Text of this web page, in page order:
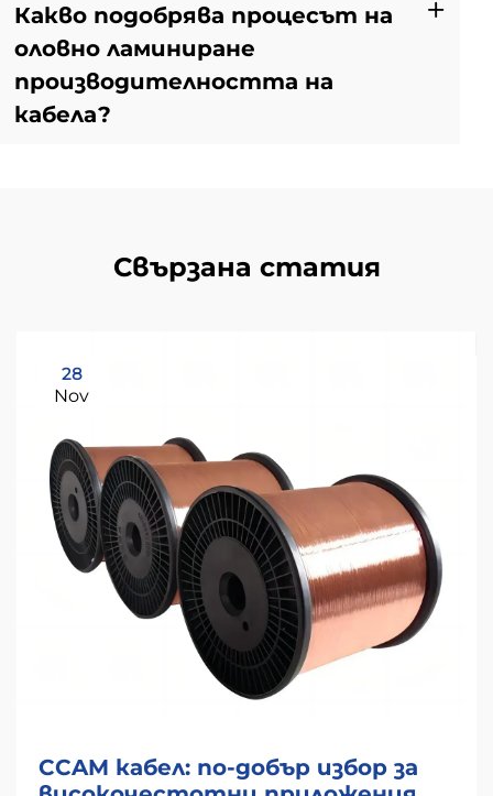
Какво подобрява процесът на
оловно ламиниране
производителността на
кабела?
Свързана статия
28
Nov
CCAM кабел: по-добър избор за